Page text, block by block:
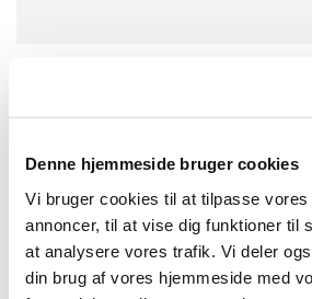
Denne hjemmeside bruger cookies
Vi bruger cookies til at tilpasse vores
annoncer, til at vise dig funktioner til
at analysere vores trafik. Vi deler
din brug af vores hjemmeside med
Start dagen med fællessang og et
studier og arbejde kalder.
Frederiksberg Kirke inviterer til
for alle, der har lyst til at begynde
fællesskab.